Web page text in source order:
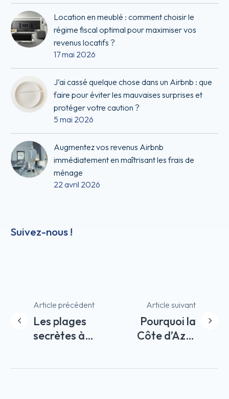
Location en meublé : comment choisir le
régime fiscal optimal pour maximiser vos
revenus locatifs ?
17 mai 2026
J’ai cassé quelque chose dans un Airbnb : que
faire pour éviter les mauvaises surprises et
protéger votre caution ?
5 mai 2026
Augmentez vos revenus Airbnb
immédiatement en maîtrisant les frais de
ménage
22 avril 2026
Suivez-nous !
Navigation
de
l’article
Article précédent
Les plages
secrètes à
Article suivant
Pourquoi la
Côte d’Azur